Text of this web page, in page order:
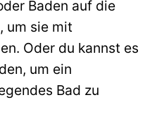
Baden auf die
um sie mit
Oder du kannst es
um ein
Bad zu